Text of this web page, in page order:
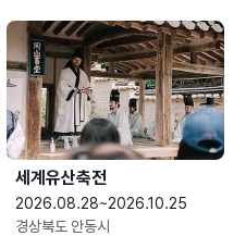
세계유산축전
2026.08.28~2026.10.25
경상북도 안동시